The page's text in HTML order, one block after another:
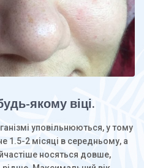
якому віці.
уповільнюються, у тому
1.5-2 місяці в середньому, а
носяться довше,